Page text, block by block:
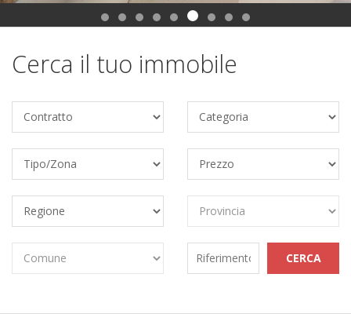
Cerca il tuo immobile